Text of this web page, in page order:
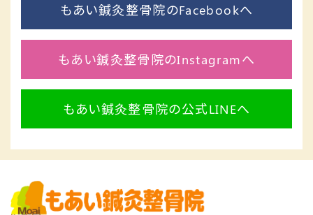
もあい鍼灸整骨院のFacebookへ
もあい鍼灸整骨院のInstagramへ
もあい鍼灸整骨院の公式LINEへ